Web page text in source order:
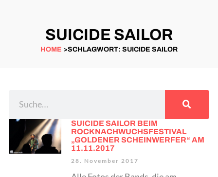
SUICIDE SAILOR
HOME >SCHLAGWORT: SUICIDE SAILOR
SUICIDE SAILOR BEIM
ROCKNACHWUCHSFESTIVAL
„GOLDENER SCHEINWERFER“ AM
11.11.2017
28. November 2017